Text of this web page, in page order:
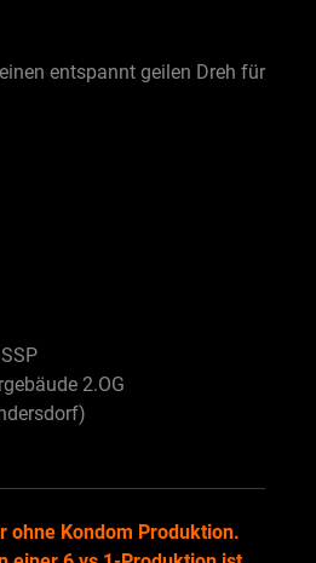
entspannt geilen Dreh für
2.OG
ohne Kondom Produktion.